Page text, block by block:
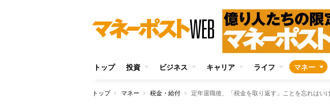
トップ 投資 ビジネス キャリア ライフ マネー
トップ マネー 税金・給付 定年退職後、「税金を取り返す」ことを忘れはい